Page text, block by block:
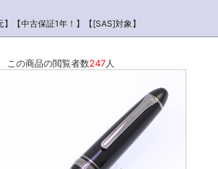
】【中古保証1年！】【[SAS]対象】
この商品の閲覧者数247人